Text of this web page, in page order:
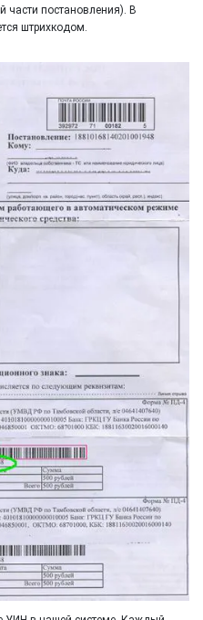
постановления). В
штрихкодом.